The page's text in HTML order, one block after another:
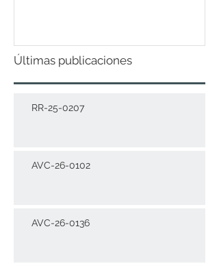
Últimas publicaciones
RR-25-0207
AVC-26-0102
AVC-26-0136